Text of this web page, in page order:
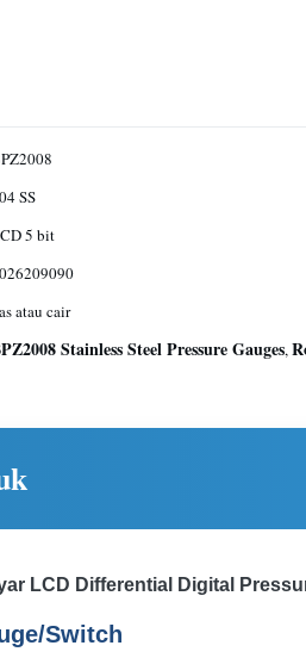
SS
5 bit
atau cair
Stainless Steel Pressure Gauges,
LCD Differential Digital
Switch